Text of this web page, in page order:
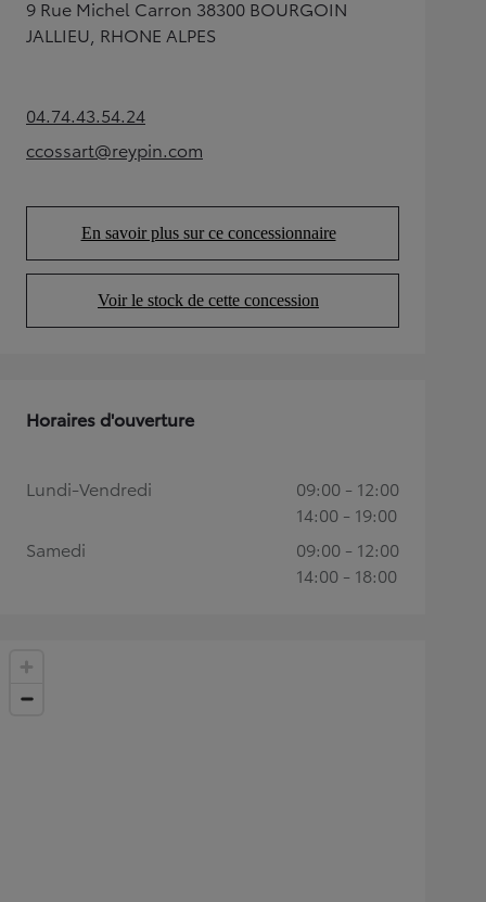
9 Rue Michel Carron 38300 BOURGOIN
JALLIEU, RHONE ALPES
04.74.43.54.24(Opens in new tab)
ccossart@reypin.com
(Opens in new tab)
En savoir plus sur ce concessionnaire
(Opens in new tab)
Voir le stock de cette concession
(Opens in new tab)
Horaires d'ouverture
Lundi-Vendredi
09:00 - 12:00
14:00 - 19:00
Samedi
09:00 - 12:00
14:00 - 18:00